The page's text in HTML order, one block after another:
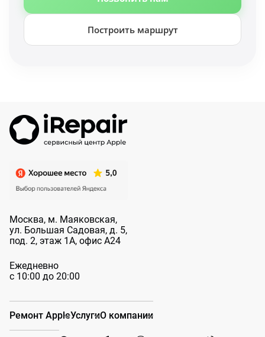
Построить маршрут
Москва, м. Маяковская,
ул. Большая Садовая, д. 5,
под. 2, этаж 1А, офис А24
Ежедневно
с 10:00 до 20:00
Ремонт AppleУслугиО компании